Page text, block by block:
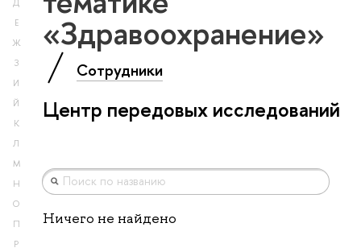
Д
Е
Ж
З
И
Й
К
Л
М
Н
О
П
Р
«Здравоохранение»
Сотрудники
Центр передовых исследований
Ничего не найдено